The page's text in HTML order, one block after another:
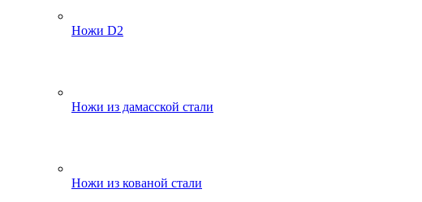
Ножи D2
Ножи из дамасской стали
Ножи из кованой стали